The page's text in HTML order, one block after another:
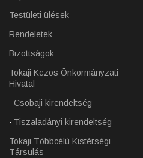
Testületi ülések
Rendeletek
Bizottságok
Tokaji Közös Önkormányzati
Hivatal
Csobaji kirendeltség
Tiszaladányi kirendeltség
Tokaji Többcélú Kistérségi
Társulás